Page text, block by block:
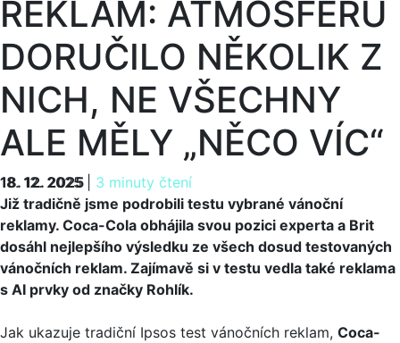
REKLAM: ATMOSFÉRU
DORUČILO NĚKOLIK Z
NICH, NE VŠECHNY
ALE MĚLY „NĚCO VÍC“
18. 12. 2025 3 minuty čtení
18. 12. 2025
Již tradičně jsme podrobili testu vybrané vánoční
reklamy. Coca-Cola obhájila svou pozici experta a Brit
dosáhl nejlepšího výsledku ze všech dosud testovaných
vánočních reklam. Zajímavě si v testu vedla také reklama
s AI prvky od značky Rohlík.
Jak ukazuje tradiční Ipsos test vánočních reklam, Coca-